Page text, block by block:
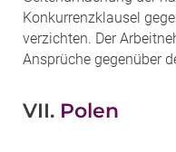
Konkurrenzklausel
verzichten. Der
Ansprüche gegenüber
VII. Polen